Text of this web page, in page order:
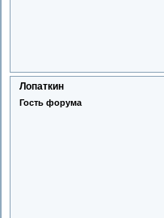
Лопаткин
Гость форума